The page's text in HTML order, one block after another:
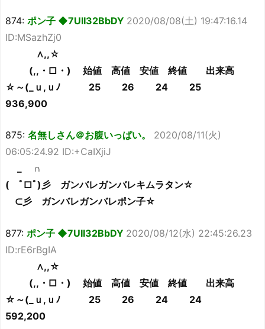
874: ポン子 ◆7UII32BbDY 2020/08/08(土) 19:47:16.14
ID:MSazhZj0
∧,,☆
(,,・□・) 始値 高値 安値 終値 出来高
☆～(_ｕ,ｕﾉ 25 26 24 25
936,900
875: 名無しさん＠お腹いっぱい。
2020/08/11(火)
06:05:24.92 ID:+CaIXjiJ
_ ∩
( ﾟ□ﾟ)彡 ガンバレガンバレキムラタン☆
⊂彡 ガンバレガンバレポン子☆
877: ポン子 ◆7UII32BbDY 2020/08/12(水) 22:45:26.23
ID:rE6rBgIA
∧,,☆
(,,・□・) 始値 高値 安値 終値 出来高
☆～(_ｕ,ｕﾉ 25 26 24 24
592,200